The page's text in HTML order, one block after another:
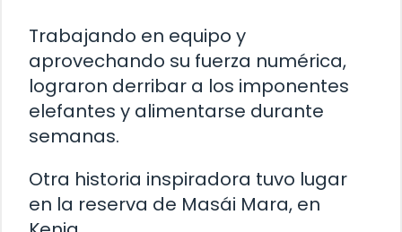
Trabajando en equipo y
aprovechando su fuerza numérica,
lograron derribar a los imponentes
elefantes y alimentarse durante
semanas.
Otra historia inspiradora tuvo lugar
en la reserva de Masái Mara, en